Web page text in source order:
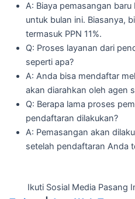
A: Biaya pemasangan
untuk bulan ini. Biasanya,
termasuk PPN 11%.
Q: Proses layanan dari
seperti apa?
A: Anda bisa mendaftar
akan diarahkan oleh agen
Q: Berapa lama proses
pendaftaran dilakukan?
A: Pemasangan akan
setelah pendaftaran Anda
Ikuti Sosial Media Pasang